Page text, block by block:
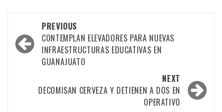
navigation
PREVIOUS
CONTEMPLAN ELEVADORES PARA NUEVAS
INFRAESTRUCTURAS EDUCATIVAS EN
GUANAJUATO
NEXT
DECOMISAN CERVEZA Y DETIENEN A DOS EN
OPERATIVO